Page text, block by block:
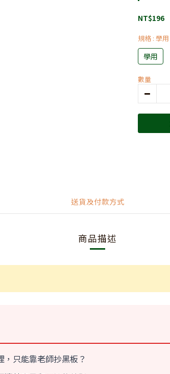
NT$196
規格 : 學用
學用
數量
送貨及付款方式
商品描述
只能靠老師抄黑板？